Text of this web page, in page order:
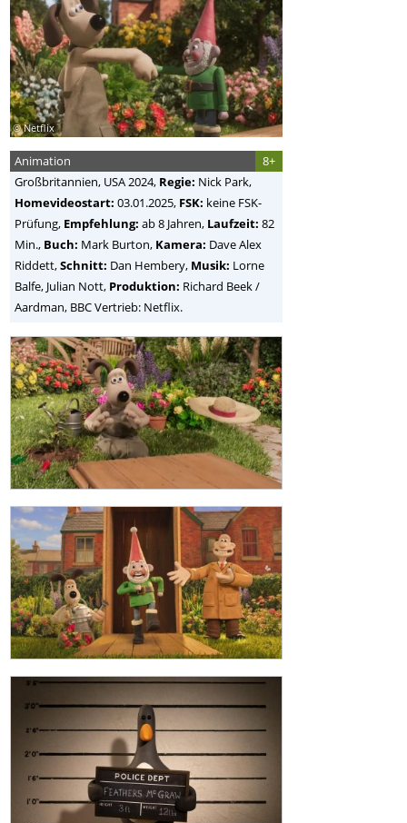
© Netflix
8+
Animation
Großbritannien, USA2024, Regie: Nick Park,
Homevideostart: 03.01.2025, FSK: keine FSK-
Prüfung, Empfehlung: ab 8 Jahren, Laufzeit: 82
Min., Buch: Mark Burton, Kamera: Dave Alex
Riddett,Schnitt: Dan Hembery, Musik: Lorne
Balfe, Julian Nott, Produktion: Richard Beek /
Aardman, BBC Vertrieb: Netflix.